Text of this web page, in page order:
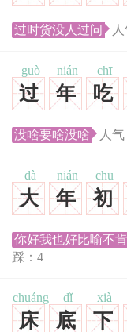
过时货没人过问
过
guò
年
nián
吃
chī
没啥要啥没啥 人气
大
dà
年
nián
初
chū
你好我也好比喻不
踩： 4
床
chuáng
底
dǐ
下
xià